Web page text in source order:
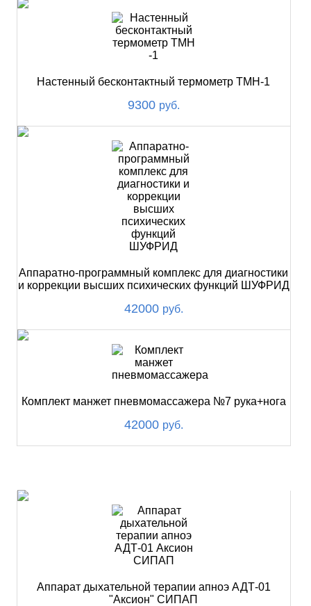
Настенный бесконтактный термометр ТМН-1
9300 руб.
Аппаратно-программный комплекс для диагностики
и коррекции высших психических функций ШУФРИД
42000 руб.
Комплект манжет пневмомассажера №7 рука+нога
42000 руб.
Аппарат дыхательной терапии апноэ АДТ-01
"Аксион" СИПАП